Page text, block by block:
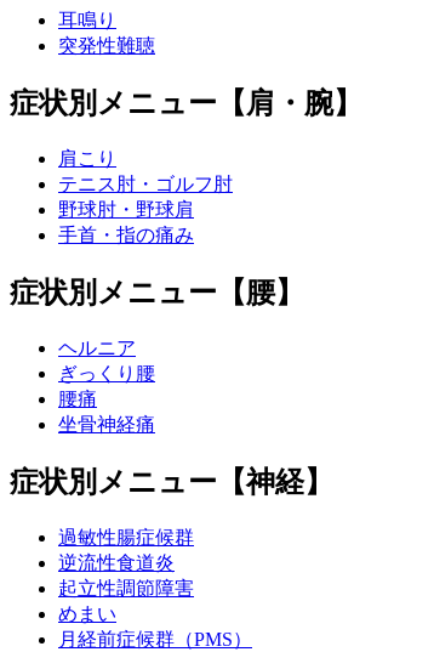
耳鳴り
突発性難聴
症状別メニュー【肩・腕】
肩こり
テニス肘・ゴルフ肘
野球肘・野球肩
手首・指の痛み
症状別メニュー【腰】
ヘルニア
ぎっくり腰
腰痛
坐骨神経痛
症状別メニュー【神経】
過敏性腸症候群
逆流性食道炎
起立性調節障害
めまい
月経前症候群（PMS）